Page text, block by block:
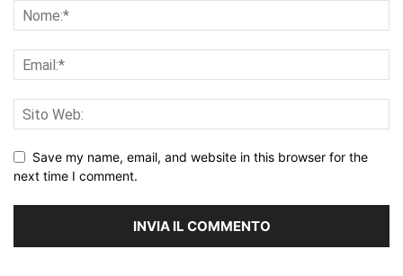
Save my name, email, and website in this browser for the
next time I comment.